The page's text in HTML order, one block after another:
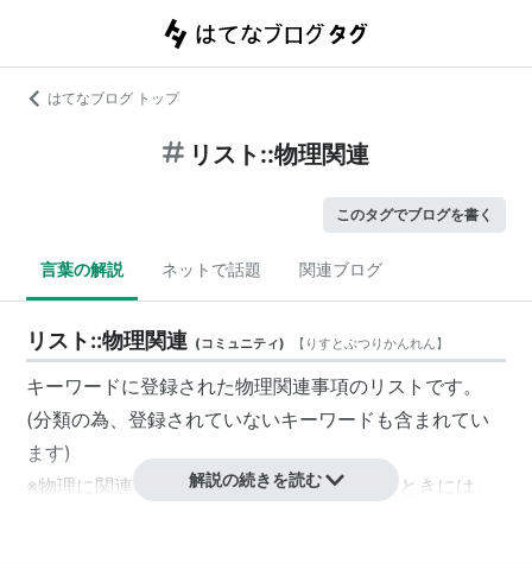
はてなブログ トップ
リスト::物理関連
このタグでブログを書く
言葉の解説 ネットで話題 関連ブログ
リスト::物理関連 (コミュニティ) 【 りすとぶつりかんれん】
キーワードに登録された物理関連事項のリストです。
(分類の為、登録されていないキーワードも含まれてい
ます)
※物理に関連する事項をキーワード登録したときには、
解説の続きを読む